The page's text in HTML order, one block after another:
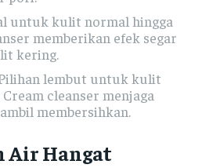
untuk kulit normal hingga
memberikan efek segar
kering.
lembut untuk kulit
cleanser menjaga
membersihkan.
Air Hangat